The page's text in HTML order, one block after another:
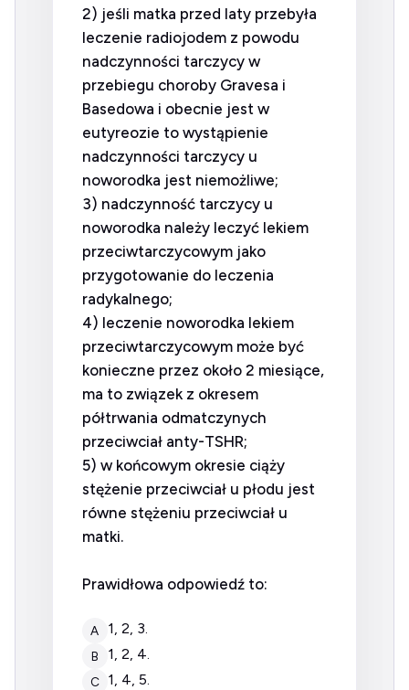
2) jeśli matka przed laty przebyła
leczenie radiojodem z powodu
nadczynności tarczycy w
przebiegu choroby Gravesa i
Basedowa i obecnie jest w
eutyreozie to wystąpienie
nadczynności tarczycy u
noworodka jest niemożliwe;
3) nadczynność tarczycy u
noworodka należy leczyć lekiem
przeciwtarczycowym jako
przygotowanie do leczenia
radykalnego;
4) leczenie noworodka lekiem
przeciwtarczycowym może być
konieczne przez około 2 miesiące,
ma to związek z okresem
półtrwania odmatczynych
przeciwciał anty-TSHR;
5) w końcowym okresie ciąży
stężenie przeciwciał u płodu jest
równe stężeniu przeciwciał u
matki.
Prawidłowa odpowiedź to:
A 1, 2, 3.
B 1, 2, 4.
C 1, 4, 5.